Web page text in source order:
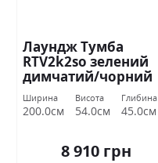
Лаундж Тумба
RTV2k2so зелений
димчатий/чорний
БРВ Україна
Ширина
200.0см
Висота
54.0см
Глибина
45.0см
8 910 грн